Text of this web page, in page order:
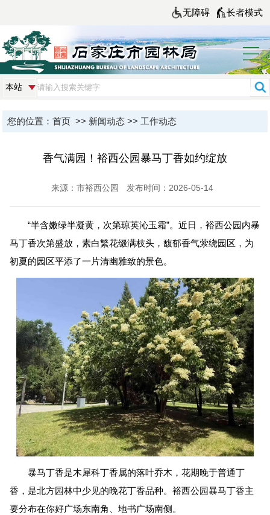
无障碍 长者模式
您的位置： 首页>> 新闻动态>> 工作动态
香气满园！裕西公园暴马丁香如约绽放
来源：市裕西公园 发布时间：2026-05-14
“半含嫩绿半凝黄，次第琼英沁玉霜”。近日，裕西公园内暴
马丁香次第盛放，素白繁花缀满枝头，馥郁香气萦绕园区，为
初夏的园区平添了一片清幽雅致的景色。
暴马丁香是木犀科丁香属的落叶乔木，花期晚于普通丁
香，是北方园林中少见的晚花丁香品种。裕西公园暴马丁香主
要分布在你好广场东南角、地书广场南侧。